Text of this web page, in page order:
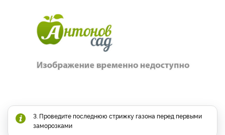
3. Проведите последнюю стрижку газона перед первыми
заморозками